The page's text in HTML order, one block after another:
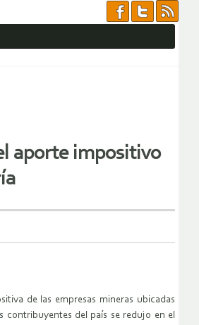
aporte impositivo
de las empresas mineras ubicadas
contribuyentes del país se redujo en el